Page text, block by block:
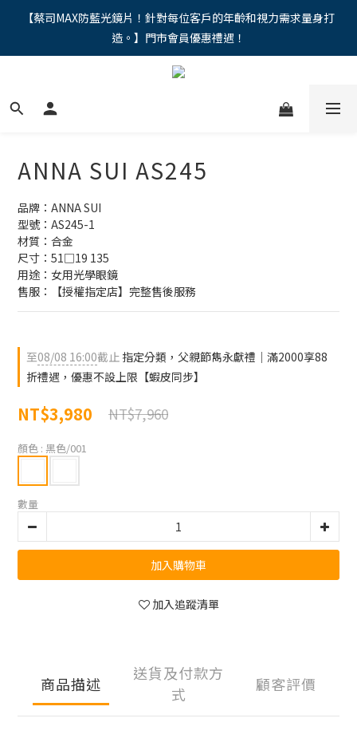
"馬年新章續寫，視界品味進階，限時禮遇 9 折無上限，12期分期
免手續費。。
【蔡司MAX防藍光鏡片！針對每位客戶的年齡和視力需求量身打
造。】門市會員優惠禮遇！
"馬年新章續寫，視界品味進階，限時禮遇 9 折無上限，12期分期
ANNA SUI AS245
品牌：ANNA SUI
型號：AS245-1
材質：合金
尺寸：51□19 135
用途：女用光學眼鏡
售服：【授權指定店】完整售後服務
至08/08 16:00截止 指定分類，父親節雋永獻禮｜滿2000享88
折禮遇，優惠不設上限【蝦皮同步】
NT$3,980 NT$7,960
顏色 : 黑色/001
數量
加入購物車
加入追蹤清單
商品描述
送貨及付款方
式
顧客評價